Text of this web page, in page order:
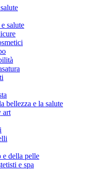
salute
bellezza e la salute
art
e della pelle
e spa